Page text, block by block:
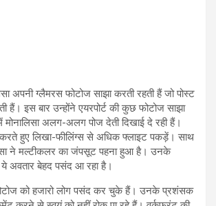
अपनी ग्लैमरस फोटोज साझा करती रहती हैं जो पोस्ट
हैं। इस बार उन्होंने एयरपोर्ट की कुछ फोटोज साझा
अलग-अलग पोज देती दिखाई दे रही हैं।
करते हुए लिखा-फीलिंग्स से अधिक फ्लाइट पकड़ें। साथ
ने मल्टीकलर का जंपसूट पहना हुआ है। उनके
अवतार बेहद पसंद आ रहा है।
फोटोज को हजारो लोग पसंद कर चुके हैं। उनके प्रशंसक